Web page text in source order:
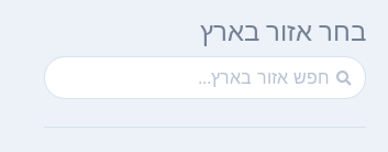
בחר אזור בארץ